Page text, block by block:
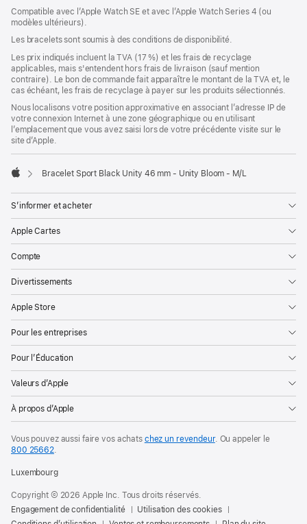
fenêtre)
Compatible avec l’Apple Watch SE et avec l’Apple Watch Series 4 (ou
modèles ultérieurs).
Les bracelets sont soumis à des conditions de disponibilité.
Les prix indiqués incluent la TVA (17 %) et les frais de recyclage
applicables, mais s'entendent hors frais de livraison (sauf mention
contraire). Le bon de commande fait apparaître le montant de la TVA et, le
cas échéant, les frais de recyclage à payer sur les produits sélectionnés.
Nous localisons votre position approximative en associant l’adresse IP de
votre connexion Internet à une zone géographique ou en utilisant
l’emplacement que vous avez saisi lors de votre précédente visite sur le
site d’Apple.
Bracelet Sport Black Unity 46 mm - Unity Bloom - M/L
S’informer et acheter
Apple Cartes
Compte
Divertissements
Apple Store
Pour les entreprises
Pour l’Éducation
Valeurs d’Apple
À propos d’Apple
Vous pouvez aussi faire vos achats chez un revendeur. Ou appeler le
800 25662.
Luxembourg
Copyright © 2026 Apple Inc. Tous droits réservés.
Engagement de confidentialité
Utilisation des cookies